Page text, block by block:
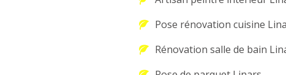
Pose rénovation cuisine
Rénovation salle de bain